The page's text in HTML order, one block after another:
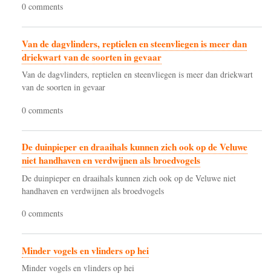
0 comments
Van de dagvlinders, reptielen en steenvliegen is meer dan
driekwart van de soorten in gevaar
Van de dagvlinders, reptielen en steenvliegen is meer dan driekwart
van de soorten in gevaar
0 comments
De duinpieper en draaihals kunnen zich ook op de Veluwe
niet handhaven en verdwijnen als broedvogels
De duinpieper en draaihals kunnen zich ook op de Veluwe niet
handhaven en verdwijnen als broedvogels
0 comments
Minder vogels en vlinders op hei
Minder vogels en vlinders op hei